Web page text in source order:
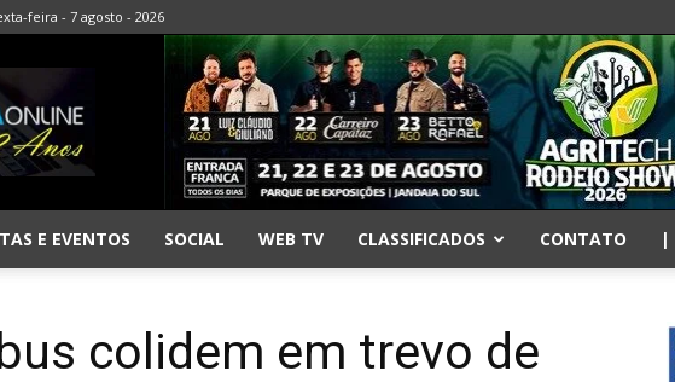
feira - 7 agosto - 2026
E EVENTOS SOCIAL WEB TV CLASSIFICADOS CONTATO |
colidem em trevo de